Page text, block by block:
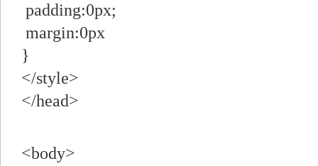
padding:0px;
margin:0px
}
</style>
</head>
<body>